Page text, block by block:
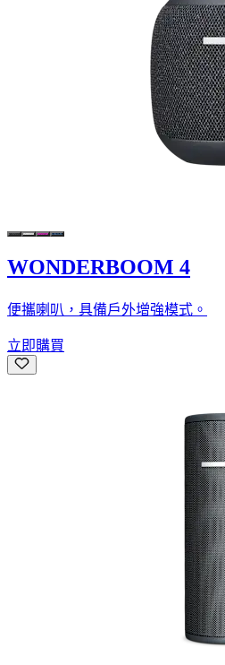
WONDERBOOM 4
便攜喇叭，具備戶外增強模式。
立即購買